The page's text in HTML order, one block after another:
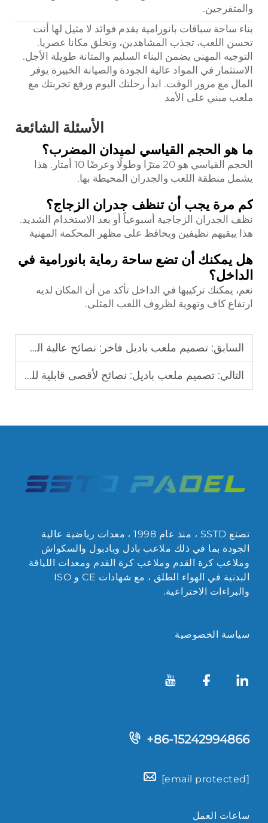
والمتفرجين.
بناء ساحة سباقات بانورامية يقدم فوائد لا مثيل لها أنت
تحسن اللعب، تجذب المشاهدين، وتخلق مكانا عصريا.
التوجيه المهني يضمن البناء السليم والمتانة طويلة الأجل.
الاستثمار في المواد عالية الجودة والصيانة الخبيرة يوفر
المال مع مرور الوقت. ابدأ رحلتك اليوم ورفع تجربتك مع
ملعب مبني على الأمد
الأسئلة الشائعة
ما هو الحجم القياسي لميدان المضرب؟
الحجم القياسي هو 20 مترًا وطولًا وعرضًا 10 أمتار. هذا
يشمل منطقة اللعب والجدران المحيطة بها.
كم مرة يجب أن تنظف جدران الزجاج؟
نظف الجدران الزجاجية أسبوعياً أو بعد الاستخدام الشديد.
هذا يبقيهم نظيفين ويحافظ على مظهر المحكمة المهنية
هل يمكنك أن تضع ساحة رماية بانورامية في
الداخل؟
نعم، يمكنك تركيبها في الداخل تأكد من أن المكان لديه
ارتفاع كاف وتهوية لظروف اللعب المثلى.
السابق: تصميم ملعب باديل فاخر: نصائح عالية الجودة
التالي: تصميم ملعب باديل: نصائح لأقصى قابلية للعب
تصنع SSTD ، منذ عام 1998 ، معدات رياضية عالية
الجودة بما في ذلك ملاعب بادل وبادبول والسكواش
وملاعب كرة القدم وملاعب كرة القدم ومعدات اللياقة
البدنية في الهواء الطلق ، مع شهادات CE و ISO
والبراءات الاختراعية.
سياسة الخصوصية
+86-15242994866
[email protected]
ساعات العمل